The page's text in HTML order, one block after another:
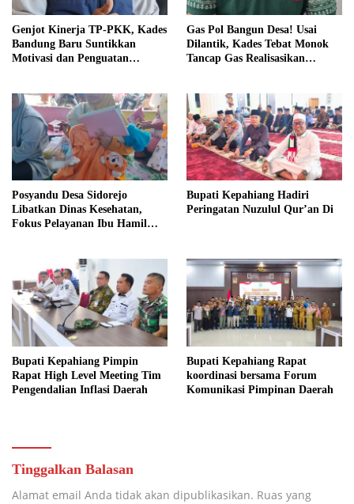
Genjot Kinerja TP-PKK, Kades
Bandung Baru Suntikkan
Motivasi dan Penguatan
Gas Pol Bangun Desa! Usai
Dilantik, Kades Tebat Monok
Tancap Gas Realisasikan
Posyandu Desa Sidorejo
Libatkan Dinas Kesehatan,
Fokus Pelayanan Ibu Hamil
Bupati Kepahiang Hadiri
Peringatan Nuzulul Qur’an Di
Bupati Kepahiang Pimpin
Rapat High Level Meeting Tim
Pengendalian Inflasi Daerah
Bupati Kepahiang Rapat
koordinasi bersama Forum
Komunikasi Pimpinan Daerah
Tinggalkan Balasan
Alamat email Anda tidak akan dipublikasikan. Ruas yang